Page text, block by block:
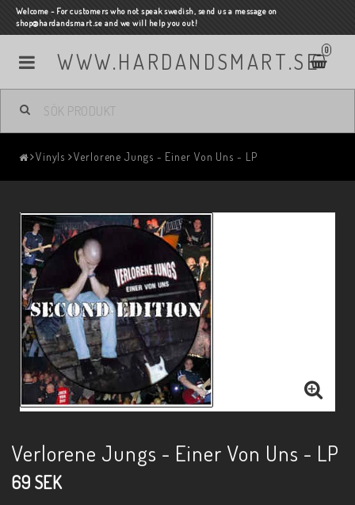
Welcome - For customers who not speak swedish, send us a message on
shop@hardandsmart.se and we will help you out!
WWW.HARDANDSMART.SE 0
Vinyls Verlorene Jungs - Einer Von Uns - LP
Verlorene Jungs - Einer Von Uns - LP
69 SEK